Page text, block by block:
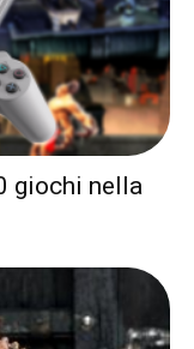
giochi nella